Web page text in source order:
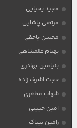
مجید یحیایی
مرتضی پاشایی
محسن یاحقی
بهنام علمشاهی
بنیامین بهادری
حجت اشرف زاده
شهاب مظفری
امین حبیبی
رامین بیباک